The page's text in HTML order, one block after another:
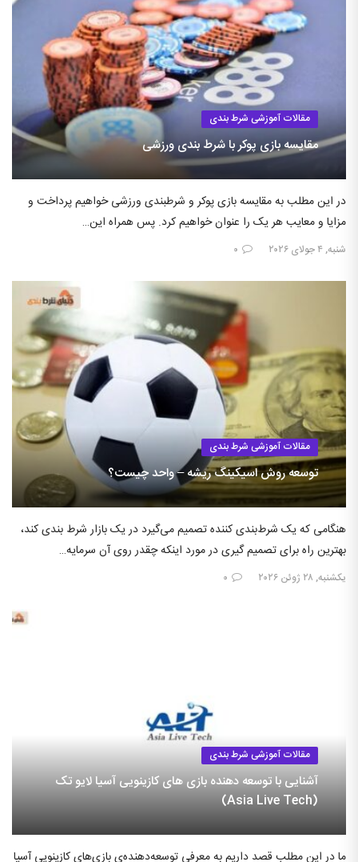
مقالات آموزشی شرط بندی
مقایسه بازی پوکر با شرط بندی ورزشی
در این مطلب به مقایسه بازی پوکر و شرطبندی ورزشی خواهیم پرداخت و
مزایا و معایب هر یک را عنوان خواهیم کرد. پس همراه این…
شنبه, ۴ جولای ۲۰۲۶ ۰
مقالات آموزشی شرط بندی
توسعه روش اسیکینگ ریشه – واحد چیست؟
هنگامی که یک شرط‌بندی کننده تصمیم می‌گیرد در یک بازار شرط بندی کند،
بهترین راه برای تصمیم گیری در مورد اینکه چقدر روی آن سرمایه…
یکشنبه, ۲۸ ژوئن ۲۰۲۶ ۰
مقالات آموزشی شرط بندی
آشنایی با توسعه دهنده بازی های کازینویی آسیا لایو تک
(Asia Live Tech)
ما در این مطلب قصد داریم به معرفی توسعه‌دهنده‌ی بازی‌های کازینویی آسیا